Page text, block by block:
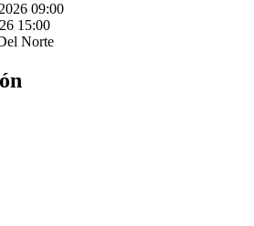
09:00
15:00
Norte